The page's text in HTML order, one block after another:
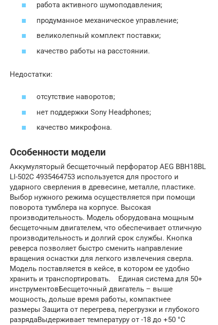
работа активного шумоподавления;
продуманное механическое управление;
великолепный комплект поставки;
качество работы на расстоянии.
Недостатки:
отсутствие наворотов;
нет поддержки Sony Headphones;
качество микрофона.
Особенности модели
Аккумуляторый бесщеточный перфоратор AEG BBH18BL
LI-502C 4935464753 используется для простого и
ударного сверления в древесине, металле, пластике.
Выбор нужного режима осуществляется при помощи
поворота тумблера на корпусе. Высокая
производительность. Модель оборудована мощным
бесщеточным двигателем, что обеспечивает отличную
производительность и долгий срок службы. Кнопка
реверса позволяет быстро сменить направление
вращения оснастки для легкого извлечения сверла.
Модель поставляется в кейсе, в котором ее удобно
хранить и транспортировать. Единая система для 50+
инструментовБесщеточный двигатель – выше
мощность, дольше время работы, компактнее
размеры Защита от перегрева, перегрузки и глубокого
разрядаВыдерживает температуру от -18 до +50 °С